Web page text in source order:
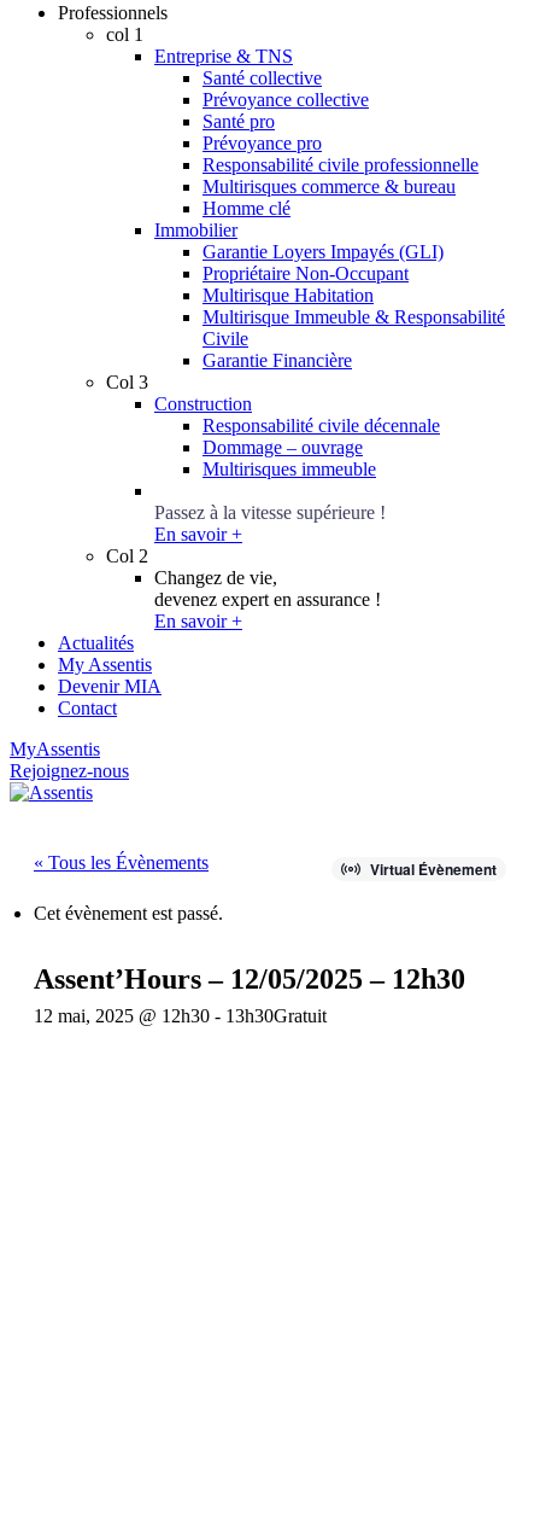
Professionnels
col 1
Entreprise & TNS
Santé collective
Prévoyance collective
Santé pro
Prévoyance pro
Responsabilité civile professionnelle
Multirisques commerce & bureau
Homme clé
Immobilier
Garantie Loyers Impayés (GLI)
Propriétaire Non-Occupant
Multirisque Habitation
Multirisque Immeuble & Responsabilité
Civile
Garantie Financière
Col 3
Construction
Responsabilité civile décennale
Dommage – ouvrage
Multirisques immeuble
Passez à la vitesse supérieure !
En savoir +
Col 2
Changez de vie,
devenez expert en assurance !
En savoir +
Actualités
My Assentis
Devenir MIA
Contact
MyAssentis
Rejoignez-nous
« Tous les Évènements Virtual Évènement
Cet évènement est passé.
Assent’Hours – 12/05/2025 – 12h30
12 mai, 2025 @ 12h30 - 13h30Gratuit